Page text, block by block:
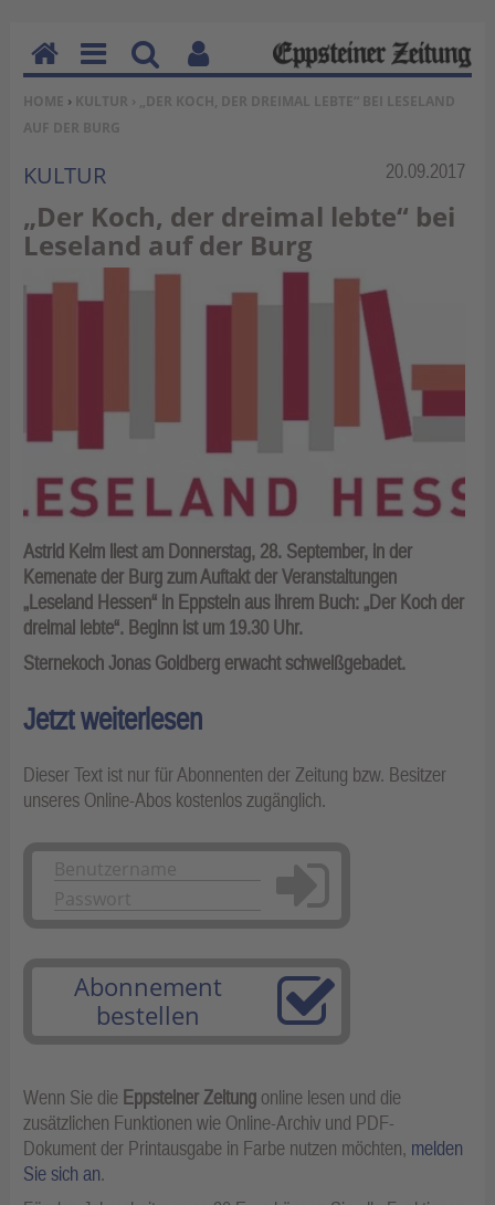
SIE BEFINDEN SICH HIER:
HOME › KULTUR › „DER KOCH, DER DREIMAL LEBTE“ BEI LESELAND
AUF DER BURG
Rubrik:
KULTUR 20.09.2017
„Der Koch, der dreimal lebte“ bei
Leseland auf der Burg
Astrid Keim liest am Donnerstag, 28. September, in der
Kemenate der Burg zum Auftakt der Veranstaltungen
„Leseland Hessen“ in Eppstein aus ihrem Buch: „Der Koch der
dreimal lebte“. Beginn ist um 19.30 Uhr.
Sternekoch Jonas Goldberg erwacht schweißgebadet.
Jetzt weiterlesen
Dieser Text ist nur für Abonnenten der Zeitung bzw. Besitzer
unseres Online-Abos kostenlos zugänglich.
Anmelden
Abonnement
bestellen
Wenn Sie die Eppsteiner Zeitung online lesen und die
zusätzlichen Funktionen wie Online-Archiv und PDF-
Dokument der Printausgabe in Farbe nutzen möchten, melden
Sie sich an.
H
o
m
e
M
en
u
Su
ch
Be
nu
kti
on